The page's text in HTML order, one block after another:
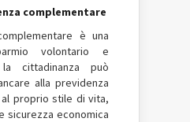
complementare
è una
volontario e
cittadinanza può
alla previdenza
proprio stile di vita,
sicurezza economica